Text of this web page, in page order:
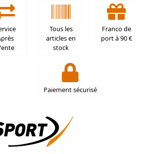
Tous les
articles en
stock
Franco de
port à 90 €
Paiement sécurisé